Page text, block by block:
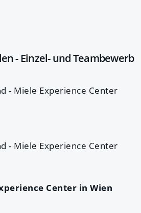
- Einzel- und Teambewerb
- Miele Experience Center
- Miele Experience Center
Center in Wien